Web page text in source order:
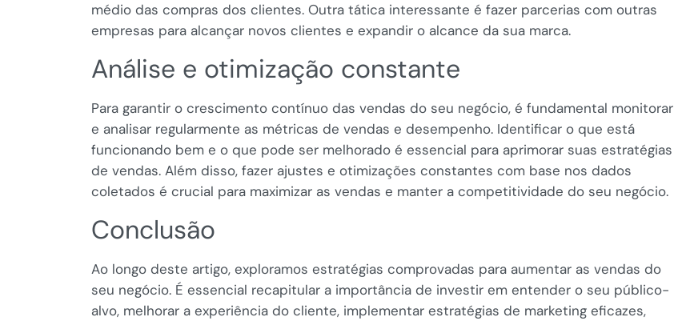
médio das compras dos clientes. Outra tática interessante é fazer parcerias com outras
empresas para alcançar novos clientes e expandir o alcance da sua marca.
Análise e otimização constante
Para garantir o crescimento contínuo das vendas do seu negócio, é fundamental monitorar
e analisar regularmente as métricas de vendas e desempenho. Identificar o que está
funcionando bem e o que pode ser melhorado é essencial para aprimorar suas estratégias
de vendas. Além disso, fazer ajustes e otimizações constantes com base nos dados
coletados é crucial para maximizar as vendas e manter a competitividade do seu negócio.
Conclusão
Ao longo deste artigo, exploramos estratégias comprovadas para aumentar as vendas do
seu negócio. É essencial recapitular a importância de investir em entender o seu público-
alvo, melhorar a experiência do cliente, implementar estratégias de marketing eficazes,